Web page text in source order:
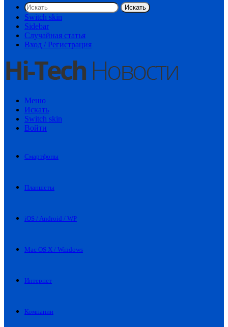
Искать
Switch skin
Sidebar
Случайная статья
Вход / Регистрация
Меню
Искать
Switch skin
Войти
Смартфоны
Планшеты
iOS / Android / WP
Mac OS X / Windows
Интернет
Компании